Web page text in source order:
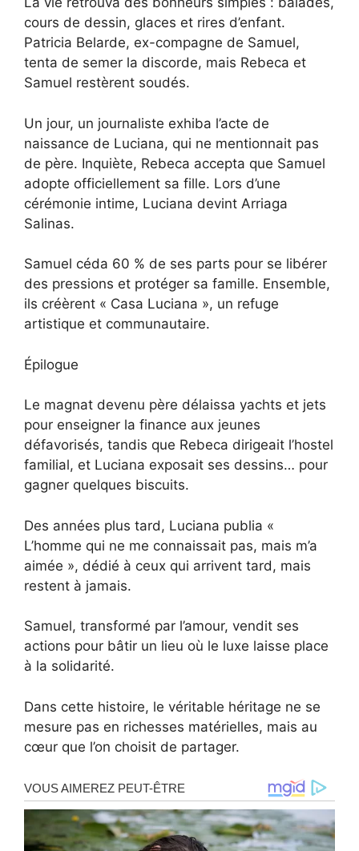
cours de dessin, glaces et rires d’enfant.
Patricia Belarde, ex-compagne de Samuel,
tenta de semer la discorde, mais Rebeca et
Samuel restèrent soudés.
Un jour, un journaliste exhiba l’acte de
naissance de Luciana, qui ne mentionnait pas
de père. Inquiète, Rebeca accepta que Samuel
adopte officiellement sa fille. Lors d’une
cérémonie intime, Luciana devint Arriaga
Salinas.
Samuel céda 60 % de ses parts pour se libérer
des pressions et protéger sa famille. Ensemble,
ils créèrent « Casa Luciana », un refuge
artistique et communautaire.
Épilogue
Le magnat devenu père délaissa yachts et jets
pour enseigner la finance aux jeunes
défavorisés, tandis que Rebeca dirigeait l’hostel
familial, et Luciana exposait ses dessins… pour
gagner quelques biscuits.
Des années plus tard, Luciana publia «
L’homme qui ne me connaissait pas, mais m’a
aimée », dédié à ceux qui arrivent tard, mais
restent à jamais.
Samuel, transformé par l’amour, vendit ses
actions pour bâtir un lieu où le luxe laisse place
à la solidarité.
Dans cette histoire, le véritable héritage ne se
mesure pas en richesses matérielles, mais au
cœur que l’on choisit de partager.